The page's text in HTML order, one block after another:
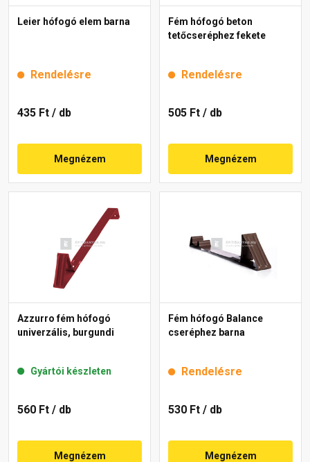
Leier hófogó elem barna
Rendelésre
435 Ft / db
Megnézem
Fém hófogó beton
tetőcseréphez fekete
Rendelésre
505 Ft / db
Megnézem
Azzurro fém hófogó
univerzális, burgundi
Gyártói készleten
560 Ft / db
Megnézem
Fém hófogó Balance
cseréphez barna
Rendelésre
530 Ft / db
Megnézem